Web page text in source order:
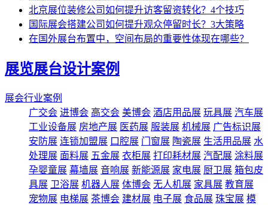
北京展位装修公司如何提升访客留资转化？4个技巧
国际展会搭建公司如何提升观众停留时长？3大策略
在国外展台布置中，空间布局的重要性体现在哪些？
展览展台设计案例
展会行业案例
广交会 进博会 高交会 美博会 酒店用品展 玩具展 汽车展
工业设备展 房地产展 医药展 服装展 机械展 广告标识展
安防展 连锁加盟展 口腔展 门窗展 陶瓷展 生活用品展 水
处理展 面料展 五金展 衣柜展 打印耗材展 汽配展 涂料展
孕婴童展 幕墙展 音响展 新能源展 家电展 厨卫展 箱包皮
具展 卫浴展 机器人展 体博会 无人机展 家具展 教育展
宠物展 电梯展 茶博会 建材展 电子展 食品展 珠宝展 模